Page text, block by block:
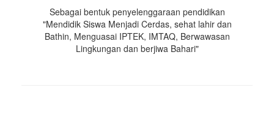
Sebagai bentuk penyelenggaraan pendidikan
"Mendidik Siswa Menjadi Cerdas, sehat lahir dan
Bathin, Menguasai IPTEK, IMTAQ, Berwawasan
Lingkungan dan berjiwa Bahari"